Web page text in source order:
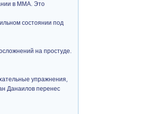
в ММА. Это
состоянии под
на простуде.
упражнения,
Данаилов перенес